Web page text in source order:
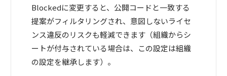
Blockedに変更すると、公開コードと一致する
提案がフィルタリングされ、意図しないライセ
ンス違反のリスクも軽減できます（組織からシ
ートが付与されている場合は、この設定は組織
の設定を継承します）。